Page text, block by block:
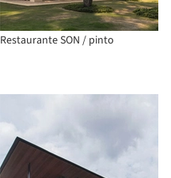
Restaurante SON / pinto